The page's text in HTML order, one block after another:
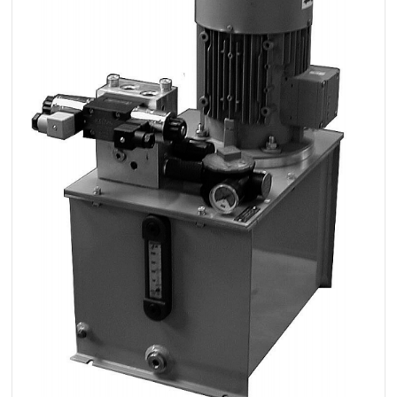
1500 obr/min - 230V - 1,1kW
1500 obr/min - 400V - 2,2
kW
1500 obr/min - 230V - 1,5kW
1500 obr/min - 400V -
3,0kW
3000 obr/min - 400V -
0,55kW
3000 obr/min - 400V -
0,75kW
3000 obr/min - 400V - 1,1kW
Zbiorniki:
10L